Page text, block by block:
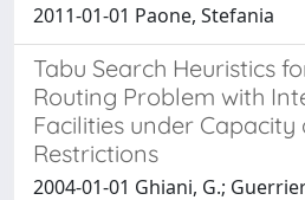
2011-01-01 Paone, Stefania
Tabu Search Heuristics
Routing Problem with
Facilities under
Restrictions
2004-01-01 Ghiani, G.;